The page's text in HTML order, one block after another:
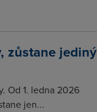
zůstane jediný
Od 1. ledna 2026
jen...